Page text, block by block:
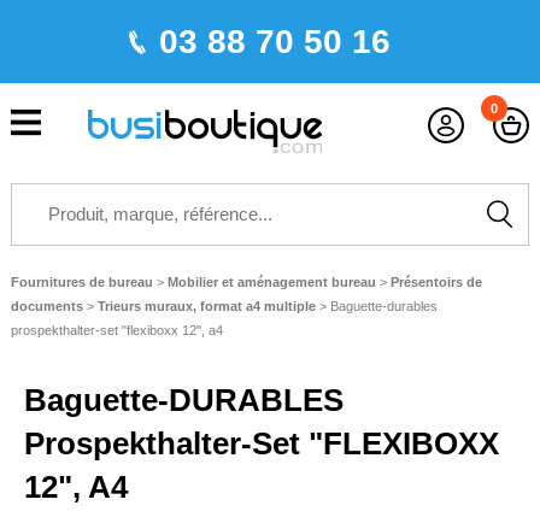
03 88 70 50 16
0
Fournitures de bureau > Mobilier et aménagement bureau > Présentoirs de
documents > Trieurs muraux, format a4 multiple> Baguette-durables
prospekthalter-set "flexiboxx 12", a4
Baguette-DURABLES
Prospekthalter-Set "FLEXIBOXX
12", A4